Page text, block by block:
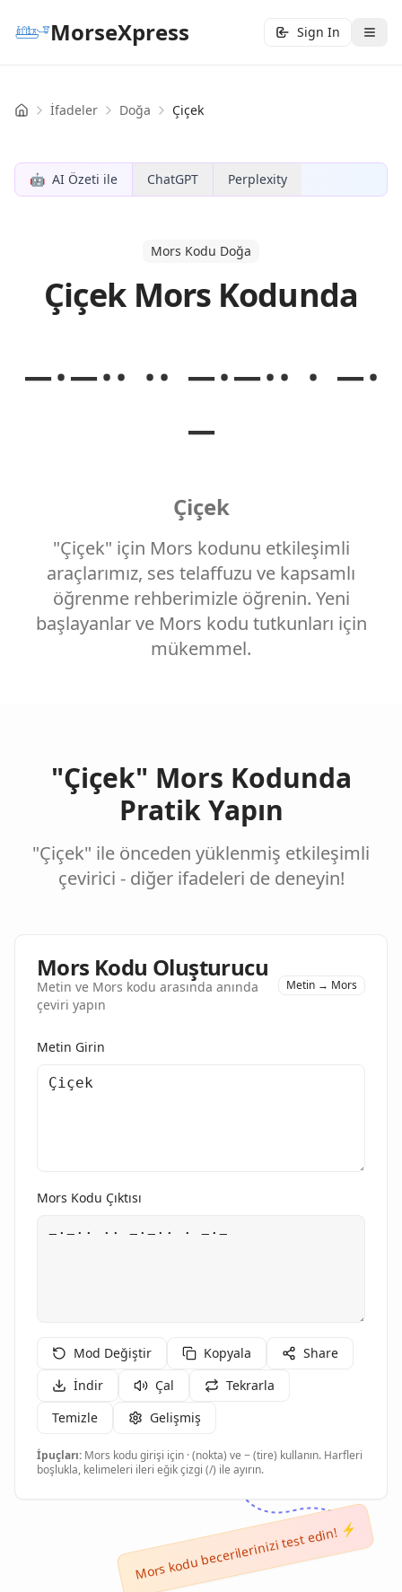
MorseXpress Sign In
Home İfadeler Doğa Çiçek
🤖 AI Özeti ile ChatGPT Perplexity
Mors Kodu Doğa
Çiçek Mors Kodunda
−·−·· ·· −·−·· · −·
−
Çiçek
"Çiçek" için Mors kodunu etkileşimli
araçlarımız, ses telaffuzu ve kapsamlı
öğrenme rehberimizle öğrenin. Yeni
başlayanlar ve Mors kodu tutkunları için
mükemmel.
"Çiçek" Mors Kodunda
Pratik Yapın
"Çiçek" ile önceden yüklenmiş etkileşimli
çevirici - diğer ifadeleri de deneyin!
Mors Kodu Oluşturucu
Metin ve Mors kodu arasında anında
çeviri yapın
Metin → Mors
Metin Girin
Mors Kodu Çıktısı
Mod Değiştir Kopyala
Share
İndir
Çal
Tekrarla
Temizle
Gelişmiş
İpuçları: Mors kodu girişi için · (nokta) ve − (tire) kullanın. Harfleri
boşlukla, kelimeleri ileri eğik çizgi (/) ile ayırın.
Mors kodu becerilerinizi test edin! ⚡